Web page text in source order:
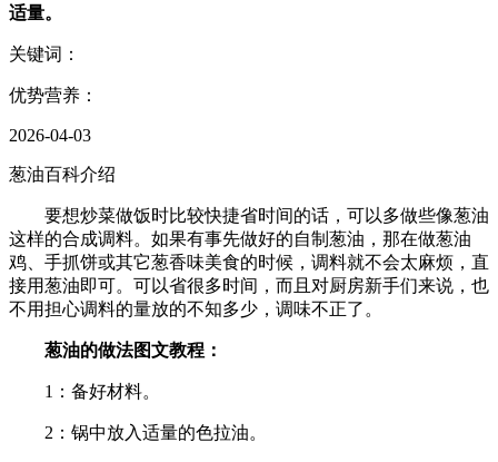
适量。
关键词：
优势营养：
2026-04-03
葱油百科介绍
要想炒菜做饭时比较快捷省时间的话，可以多做些像葱油
这样的合成调料。如果有事先做好的自制葱油，那在做葱油
鸡、手抓饼或其它葱香味美食的时候，调料就不会太麻烦，直
接用葱油即可。可以省很多时间，而且对厨房新手们来说，也
不用担心调料的量放的不知多少，调味不正了。
葱油的做法图文教程：
1：备好材料。
2：锅中放入适量的色拉油。